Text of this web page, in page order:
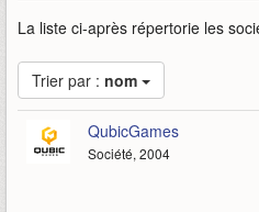
La liste ci-après répertorie les
Trier par : nom
QubicGames
Société, 2004